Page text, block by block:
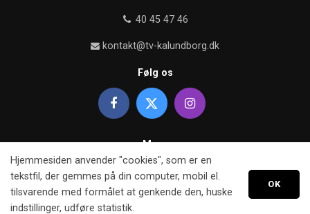
40 45 47 46
kontakt@tv-kalundborg.dk
Følg os
Mere
Om TV kalundborg
Retningslinier
Hjemmesiden anvender "cookies", som er en
tekstfil, der gemmes på din computer, mobil el.
tilsvarende med formålet at genkende den, huske
indstillinger, udføre statistik.
OK